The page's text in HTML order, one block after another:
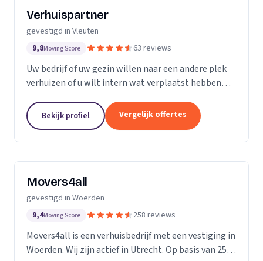
Verhuispartner
gevestigd in Vleuten
9,8Moving Score 63 reviews
Uw bedrijf of uw gezin willen naar een andere plek
verhuizen of u wilt intern wat verplaatst hebben
Bekijk profiel Vergelijk offertes
Movers4all
gevestigd in Woerden
9,4Moving Score 258 reviews
Movers4all is een verhuisbedrijf met een vestiging in
Woerden. Wij zijn actief in Utrecht. Op basis van 258